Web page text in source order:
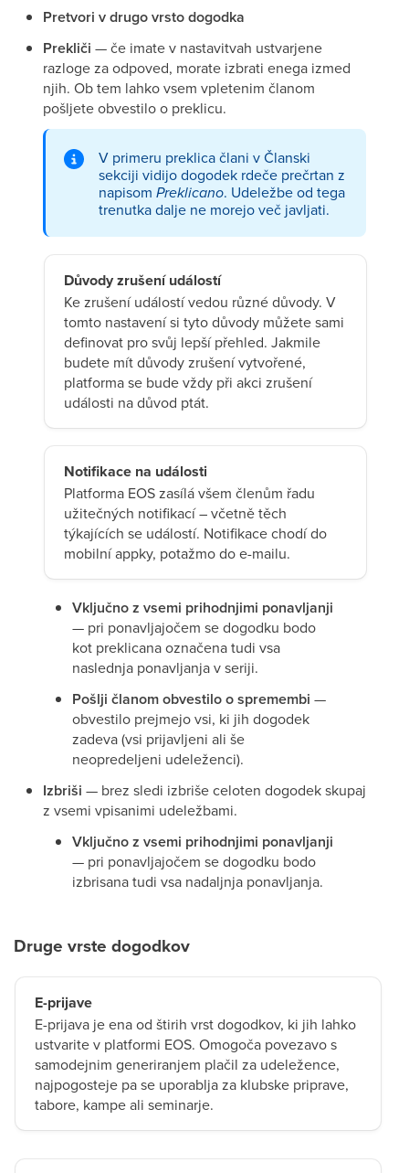
Pretvori v drugo vrsto dogodka
Prekliči — če imate v nastavitvah ustvarjene
razloge za odpoved, morate izbrati enega izmed
njih. Ob tem lahko vsem vpletenim članom
pošljete obvestilo o preklicu.
V primeru preklica člani v Članski
sekciji vidijo dogodek rdeče prečrtan z
napisom Preklicano. Udeležbe od tega
trenutka dalje ne morejo več javljati.
Důvody zrušení událostí
Ke zrušení událostí vedou různé důvody. V
tomto nastavení si tyto důvody můžete sami
definovat pro svůj lepší přehled. Jakmile
budete mít důvody zrušení vytvořené,
platforma se bude vždy při akci zrušení
události na důvod ptát.
Notifikace na události
Platforma EOS zasílá všem členům řadu
užitečných notifikací – včetně těch
týkajících se událostí. Notifikace chodí do
mobilní appky, potažmo do e-mailu.
Vključno z vsemi prihodnjimi ponavljanji
— pri ponavljajočem se dogodku bodo
kot preklicana označena tudi vsa
naslednja ponavljanja v seriji.
Pošlji članom obvestilo o spremembi —
obvestilo prejmejo vsi, ki jih dogodek
zadeva (vsi prijavljeni ali še
neopredeljeni udeleženci).
Izbriši — brez sledi izbriše celoten dogodek skupaj
z vsemi vpisanimi udeležbami.
Vključno z vsemi prihodnjimi ponavljanji
— pri ponavljajočem se dogodku bodo
izbrisana tudi vsa nadaljnja ponavljanja.
Druge vrste dogodkov
E-prijave
E-prijava je ena od štirih vrst dogodkov, ki jih lahko
ustvarite v platformi EOS. Omogoča povezavo s
samodejnim generiranjem plačil za udeležence,
najpogosteje pa se uporablja za klubske priprave,
tabore, kampe ali seminarje.